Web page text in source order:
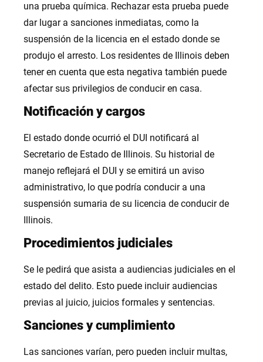
una prueba química. Rechazar esta prueba puede
dar lugar a sanciones inmediatas, como la
suspensión de la licencia en el estado donde se
produjo el arresto. Los residentes de Illinois deben
tener en cuenta que esta negativa también puede
afectar sus privilegios de conducir en casa.
Notificación y cargos
El estado donde ocurrió el DUI notificará al
Secretario de Estado de Illinois. Su historial de
manejo reflejará el DUI y se emitirá un aviso
administrativo, lo que podría conducir a una
suspensión sumaria de su licencia de conducir de
Illinois.
Procedimientos judiciales
Se le pedirá que asista a audiencias judiciales en el
estado del delito. Esto puede incluir audiencias
previas al juicio, juicios formales y sentencias.
Sanciones y cumplimiento
Las sanciones varían, pero pueden incluir multas,